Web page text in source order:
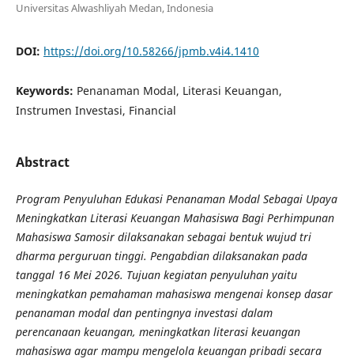
Universitas Alwashliyah Medan, Indonesia
DOI: https://doi.org/10.58266/jpmb.v4i4.1410
Keywords: Penanaman Modal, Literasi Keuangan,
Instrumen Investasi, Financial
Abstract
Program Penyuluhan Edukasi Penanaman Modal Sebagai Upaya
Meningkatkan Literasi Keuangan Mahasiswa Bagi Perhimpunan
Mahasiswa Samosir dilaksanakan sebagai bentuk wujud tri
dharma perguruan tinggi. Pengabdian dilaksanakan pada
tanggal 16 Mei 2026. Tujuan kegiatan penyuluhan yaitu
meningkatkan pemahaman mahasiswa mengenai konsep dasar
penanaman modal dan pentingnya investasi dalam
perencanaan keuangan, meningkatkan literasi keuangan
mahasiswa agar mampu mengelola keuangan pribadi secara